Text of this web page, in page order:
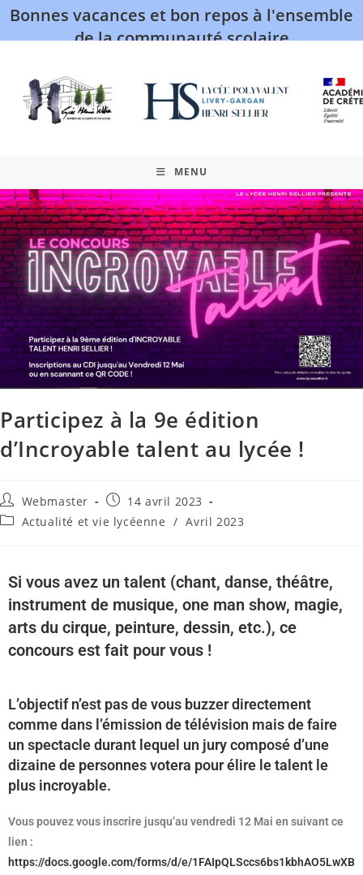
Bonnes vacances et bon repos à l'ensemble
de la communauté scolaire
MENU
Participez à la 9e édition
d’Incroyable talent au lycée !
Webmaster
14 avril 2023
Actualité et vie lycéenne / Avril 2023
Si vous avez un talent (chant, danse, théâtre,
instrument de musique, one man show, magie,
arts du cirque, peinture, dessin, etc.), ce
concours est fait pour vous !
L’objectif n’est pas de vous buzzer directement
comme dans l’émission de télévision mais de faire
un spectacle durant lequel un jury composé d’une
dizaine de personnes votera pour élire le talent le
plus incroyable.
Vous pouvez vous inscrire jusqu’au vendredi 12 Mai en suivant ce
lien :
https://docs.google.com/forms/d/e/1FAIpQLSccs6bs1kbhAO5LwXB